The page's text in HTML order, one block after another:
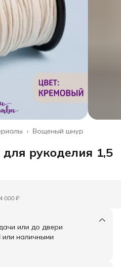
Вощеный шнур
›
рукоделия 1,5
000 ₽
или до двери
наличными